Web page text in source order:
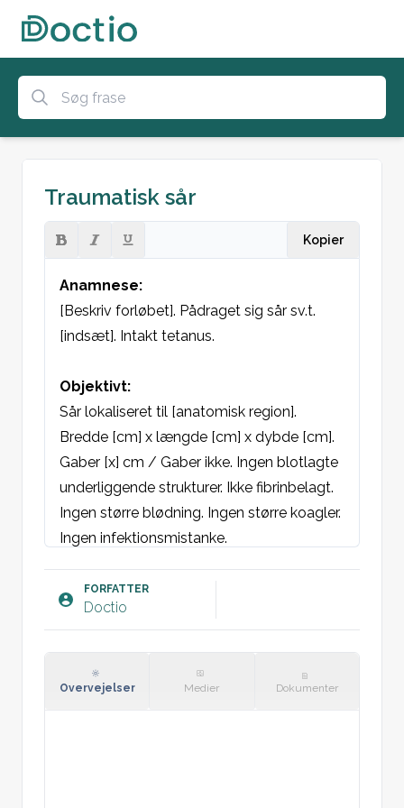
Traumatisk sår
Kopier
Anamnese:
[Beskriv forløbet]. Pådraget sig sår sv.t.
[indsæt]. Intakt tetanus.
Objektivt:
Sår lokaliseret til [anatomisk region].
Bredde [cm] x længde [cm] x dybde [cm].
Gaber [x] cm / Gaber ikke. Ingen blotlagte
underliggende strukturer. Ikke fibrinbelagt.
Ingen større blødning. Ingen større koagler.
Ingen infektionsmistanke.
Plan:FORFATTER
Doctio
Overvejelser Medier Dokumenter